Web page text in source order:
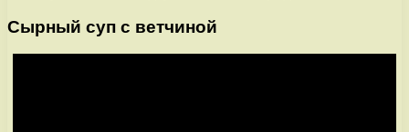
Сырный суп с ветчиной